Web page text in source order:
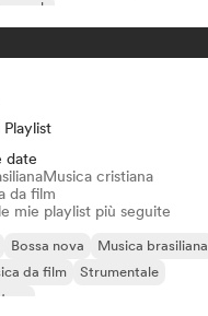
rock
date
Musica cristiana
da film
mie playlist più seguite
Bossa nova
Musica brasiliana
da film
Strumentale